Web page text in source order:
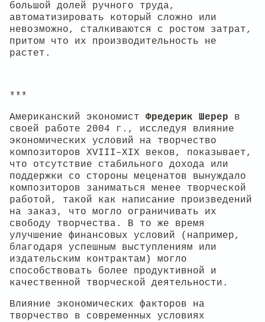
большой долей ручного труда,
автоматизировать который сложно или
невозможно, сталкиваются с ростом затрат,
притом что их производительность не
растет.
***
Американский экономист Фредерик Шерер в
своей работе 2004 г., исследуя влияние
экономических условий на творчество
композиторов XVIII–XIX веков, показывает,
что отсутствие стабильного дохода или
поддержки со стороны меценатов вынуждало
композиторов заниматься менее творческой
работой, такой как написание произведений
на заказ, что могло ограничивать их
свободу творчества. В то же время
улучшение финансовых условий (например,
благодаря успешным выступлениям или
издательским контрактам) могло
способствовать более продуктивной и
качественной творческой деятельности.
Влияние экономических факторов на
творчество в современных условиях